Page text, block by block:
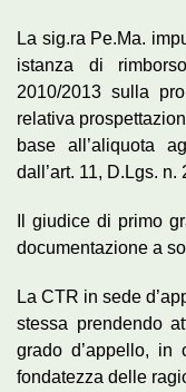
La sig.ra Pe.Ma.
istanza di
2010/2013 sulla
relativa
base all’aliquota
dall’art. 11, D.Lgs. n.
Il giudice di primo
documentazione a
La CTR in sede
stessa prendendo
grado d’appello,
fondatezza delle